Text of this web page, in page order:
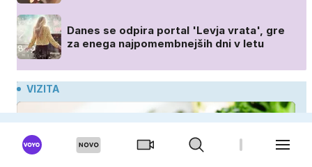
Danes se odpira portal 'Levja vrata', gre
za enega najpomembnejših dni v letu
VIZITA